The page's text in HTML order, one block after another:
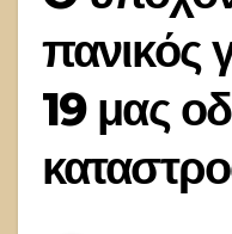
πανικός
19 μας